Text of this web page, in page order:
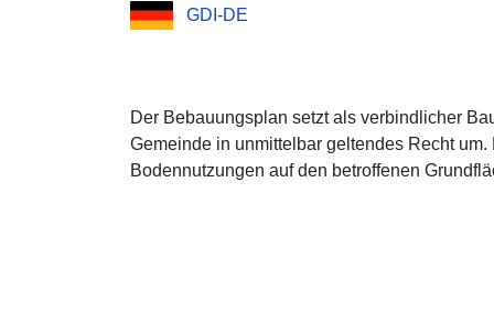
GDI-DE
Der Bebauungsplan setzt als verbindlicher
Gemeinde in unmittelbar geltendes Recht
Bodennutzungen auf den betroffenen